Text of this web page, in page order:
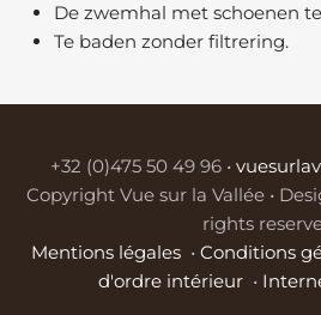
De zwemhal met schoenen
Te baden zonder filtrering.
+32 (0)475 50 49 96 •
Copyright Vue sur la Vallée •
rights
Mentions légales • Conditions
d'ordre intérieur •